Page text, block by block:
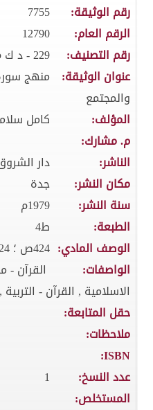
رقم الوثيقة:
7755
الرقم العام:
12790
رقم التصنيف:
229 - د ك م
عنوان الوثيقة:
منهج
والمجتمع
المؤلف:
كامل
م. مشارك:
الناشر:
دار
مكان النشر:
جدة
سنة النشر:
1979م
الطبعة:
ط4
الوصف المادي: 424ص ؛ 24سم
الواصفات:
القرآن -
الاسلامية , القرآن -
حقل المتابعة:
ملاحظات:
ISBN:
عدد النسخ:
1
المستخلص: